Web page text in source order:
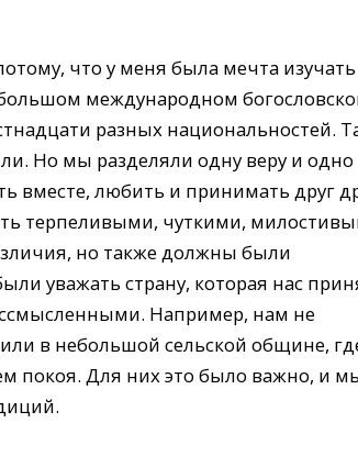
что у меня была мечта изучать
международном
разных национальностей.
Но мы разделяли одну веру и одно
вместе, любить и принимать друг
терпеливыми, чуткими,
но также должны были
уважать страну, которая нас
Например, нам не
в небольшой сельской общине,
покоя. Для них это было важно, и